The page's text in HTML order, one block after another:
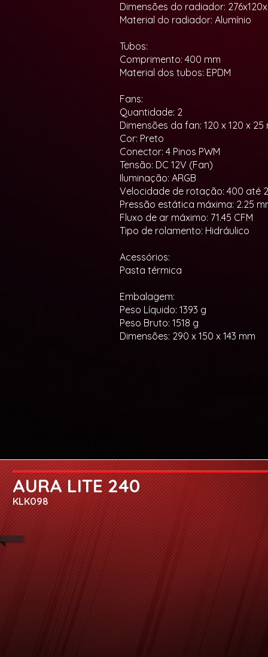
Dimensões do radiador:
Material do radiador: Alumínio
Tubos:
Comprimento: 400 mm
Material dos tubos: EPDM
Fans:
Quantidade: 2
Dimensões da fan: 120 x 120 x 25
Cor: Preto
Conector: 4 Pinos PWM
Tensão: DC 12V (Fan)
Iluminação: ARGB
Velocidade de rotação: 400 até
Pressão estática máxima: 2.25
Fluxo de ar máximo: 71.45 CFM
Tipo de rolamento: Hidráulico
Acessórios:
Pasta térmica
Embalagem:
Peso Líquido: 1393 g
Peso Bruto: 1518 g
Dimensões: 290 x 150 x 143 mm
AURA LITE 240
KLK098